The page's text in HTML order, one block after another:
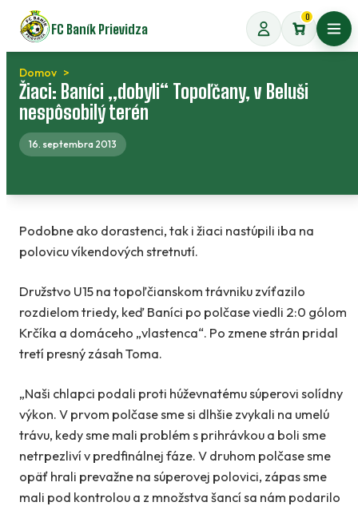
Preskočiť
na
obsah
FC Baník Prievidza
0
Domov
Žiaci: Baníci „dobyli“ Topoľčany, v Beluši
nespôsobilý terén
16. septembra 2013
Podobne ako dorastenci, tak i žiaci nastúpili iba na
polovicu víkendových stretnutí.
Družstvo U15 na topoľčianskom trávniku zvíťazilo
rozdielom triedy, keď Baníci po polčase viedli 2:0 gólom
Krčíka a domáceho „vlastenca“. Po zmene strán pridal
tretí presný zásah Toma.
„Naši chlapci podali proti húževnatému súperovi solídny
výkon. V prvom polčase sme si dlhšie zvykali na umelú
trávu, kedy sme mali problém s prihrávkou a boli sme
netrpezliví v predfinálnej fáze. V druhom polčase sme
opäť hrali prevažne na súperovej polovici, zápas sme
mali pod kontrolou a z množstva šancí sa nám podarilo